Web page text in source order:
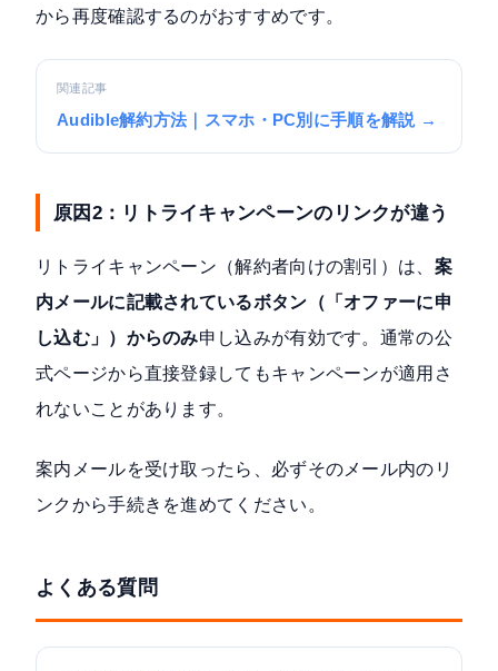
から再度確認するのがおすすめです。
関連記事
Audible解約方法｜スマホ・PC別に手順を解説 →
原因2：リトライキャンペーンのリンクが違う
リトライキャンペーン（解約者向けの割引）は、 案
内メールに記載されているボタン（「オファーに申
し込む」）からのみ申し込みが有効です。通常の公
式ページから直接登録してもキャンペーンが適用さ
れないことがあります。
案内メールを受け取ったら、必ずそのメール内のリ
ンクから手続きを進めてください。
よくある質問